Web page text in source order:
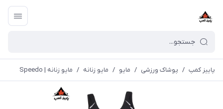
پاییز کمپ / پوشاک ورزشی / مايو / مایو زنانه / مایو زنانه | Speedo